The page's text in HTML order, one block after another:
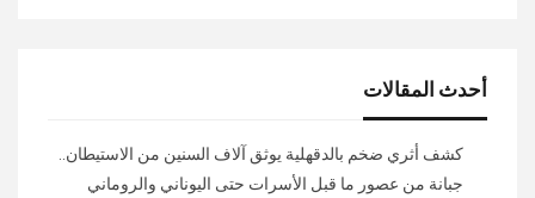
أحدث المقالات
كشف أثري ضخم بالدقهلية يوثق آلاف السنين من الاستيطان..
جبانة من عصور ما قبل الأسرات حتى اليوناني والروماني